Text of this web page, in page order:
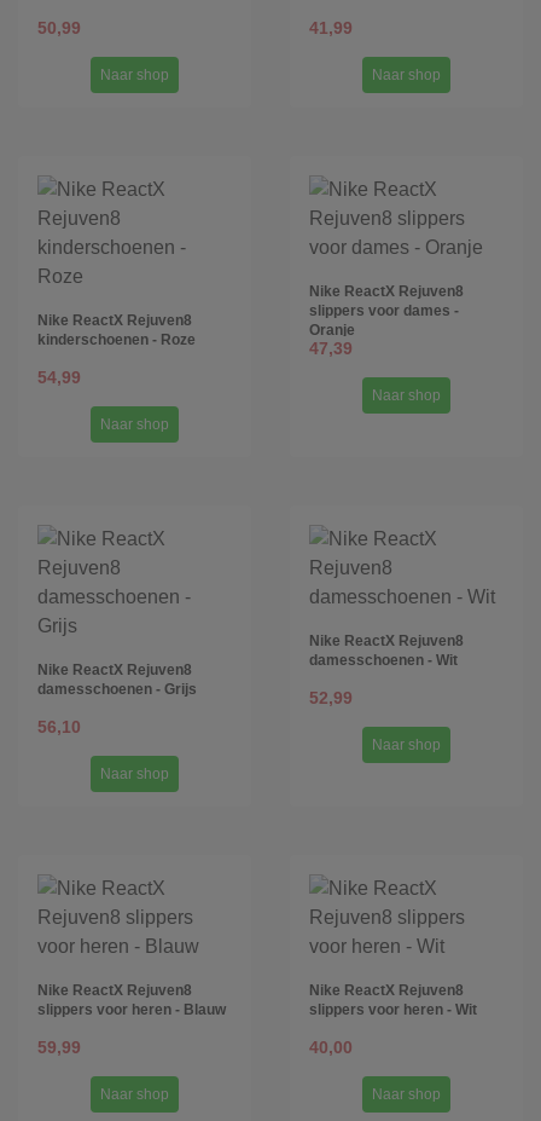
50,99
Naar shop
41,99
Naar shop
Nike ReactX Rejuven8
kinderschoenen - Roze
54,99
Naar shop
Nike ReactX Rejuven8
slippers voor dames -
Oranje
47,39
Naar shop
Nike ReactX Rejuven8
damesschoenen - Grijs
56,10
Naar shop
Nike ReactX Rejuven8
damesschoenen - Wit
52,99
Naar shop
Nike ReactX Rejuven8
slippers voor heren - Blauw
59,99
Naar shop
Nike ReactX Rejuven8
slippers voor heren - Wit
40,00
Naar shop